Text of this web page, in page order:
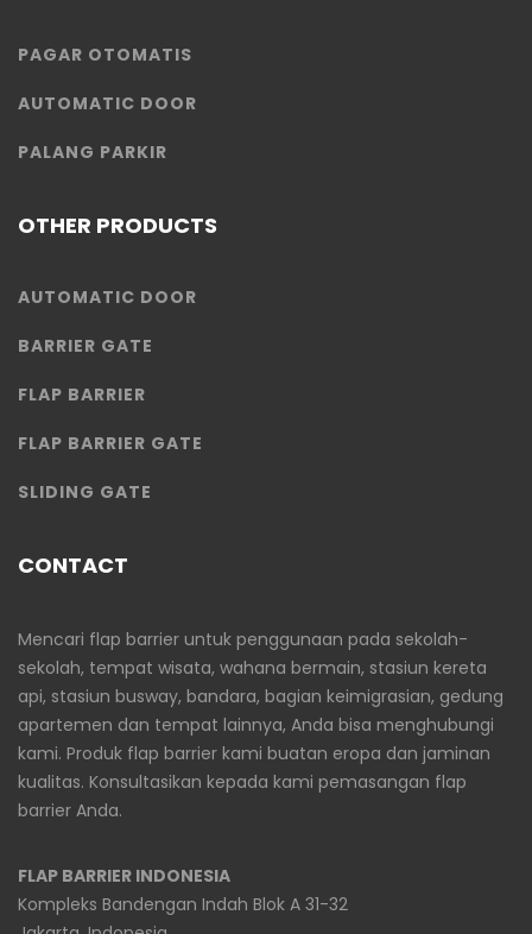
PAGAR OTOMATIS
AUTOMATIC DOOR
PALANG PARKIR
OTHER PRODUCTS
AUTOMATIC DOOR
BARRIER GATE
FLAP BARRIER
FLAP BARRIER GATE
SLIDING GATE
CONTACT
Mencari flap barrier untuk penggunaan pada sekolah-
sekolah, tempat wisata, wahana bermain, stasiun kereta
api, stasiun busway, bandara, bagian keimigrasian, gedung
apartemen dan tempat lainnya, Anda bisa menghubungi
kami. Produk flap barrier kami buatan eropa dan jaminan
kualitas. Konsultasikan kepada kami pemasangan flap
barrier Anda.
FLAP BARRIER INDONESIA
Kompleks Bandengan Indah Blok A 31-32